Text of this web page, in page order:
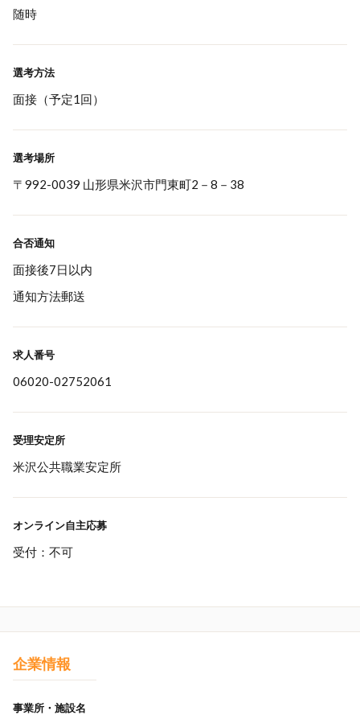
随時
選考方法
面接（予定1回）
選考場所
〒992-0039 山形県米沢市門東町2－8－38
合否通知
面接後7日以内
通知方法郵送
求人番号
06020-02752061
受理安定所
米沢公共職業安定所
オンライン自主応募
受付：不可
企業情報
事業所・施設名